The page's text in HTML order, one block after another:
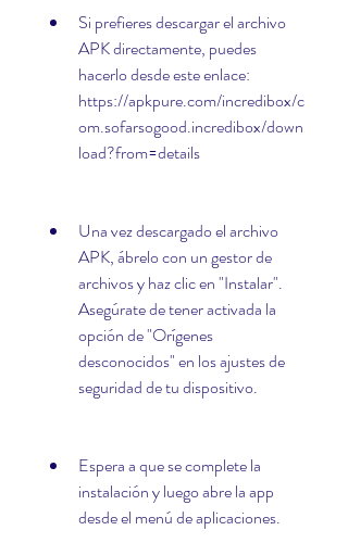
Si prefieres descargar el archivo
APK directamente, puedes
hacerlo desde este enlace:
https://apkpure.com/incredibox/c
om.sofarsogood.incredibox/down
load?from=details
Una vez descargado el archivo
APK, ábrelo con un gestor de
archivos y haz clic en "Instalar".
Asegúrate de tener activada la
opción de "Orígenes
desconocidos" en los ajustes de
seguridad de tu dispositivo.
Espera a que se complete la
instalación y luego abre la app
desde el menú de aplicaciones.